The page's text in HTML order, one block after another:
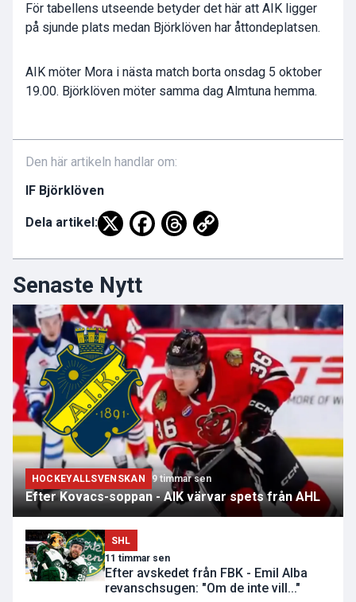
För tabellens utseende betyder det här att AIK ligger
på sjunde plats medan Björklöven har åttondeplatsen.
AIK möter Mora i nästa match borta onsdag 5 oktober
19.00. Björklöven möter samma dag Almtuna hemma.
Den här artikeln handlar om:
IF Björklöven
Dela artikel:
Senaste Nytt
HOCKEYALLSVENSKAN 9 timmar sen
Efter Kovacs-soppan - AIK värvar spets från AHL
SHL
11 timmar sen
Efter avskedet från FBK - Emil Alba
revanschsugen: "Om de inte vill..."